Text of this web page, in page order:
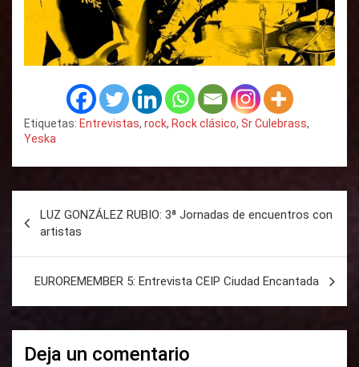
Etiquetas: Entrevistas, rock, Rock clásico, Sr Culebrass,
Yeska
v
g
a
LUZ GONZÁLEZ RUBIO: 3ª Jornadas de encuentros con
artistas
EUROREMEMBER 5: Entrevista CEIP Ciudad Encantada
Deja un comentario